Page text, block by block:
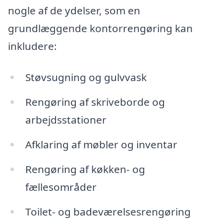
nogle af de ydelser, som en
grundlæggende kontorrengøring kan
inkludere:
Støvsugning og gulvvask
Rengøring af skriveborde og
arbejdsstationer
Afklaring af møbler og inventar
Rengøring af køkken- og
fællesområder
Toilet- og badeværelsesrengøring